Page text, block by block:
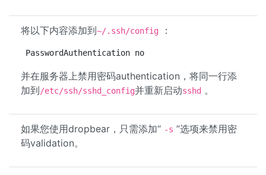
将以下内容添加到~/.ssh/config ：
PasswordAuthentication no
并在服务器上禁用密码authentication，将同一行添
加到/etc/ssh/sshd_config并重新启动sshd 。
如果您使用dropbear，只需添加“ -s ”选项来禁用密
码validation。